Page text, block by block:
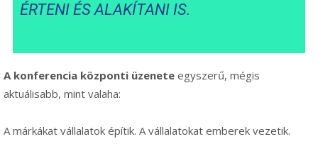
ÉRTENI ÉS ALAKÍTANI IS.
A konferencia központi üzenete egyszerű, mégis
aktuálisabb, mint valaha:
A márkákat vállalatok építik. A vállalatokat emberek vezetik.